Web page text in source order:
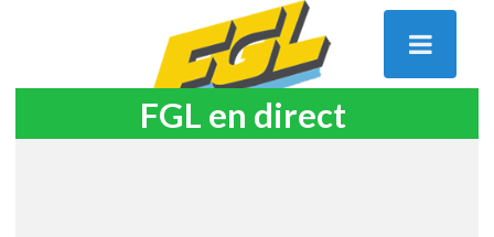
FGL en direct